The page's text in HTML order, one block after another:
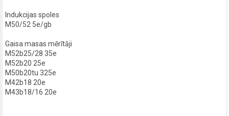
Indukcijas spoles
M50/52 5e/gb
Gaisa masas mērītāji
M52b25/28 35e
M52b20 25e
M50b20tu 325e
M42b18 20e
M43b18/16 20e